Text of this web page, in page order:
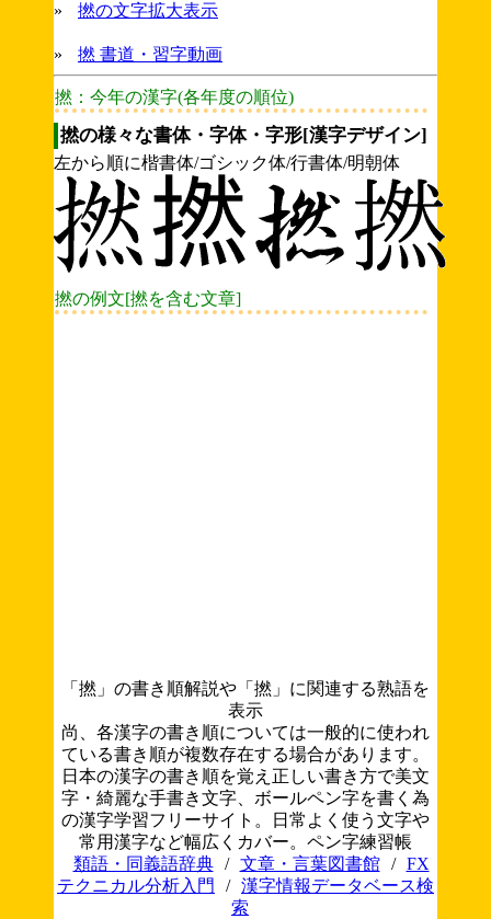
»
撚の文字拡大表示
» 撚 書道・習字動画
撚：今年の漢字(各年度の順位)
撚の様々な書体・字体・字形[漢字デザイン]
左から順に楷書体/ゴシック体/行書体/明朝体
撚の例文[撚を含む文章]
「撚」の書き順解説や「撚」に関連する熟語を
表示
尚、各漢字の書き順については一般的に使われ
ている書き順が複数存在する場合があります。
日本の漢字の書き順を覚え正しい書き方で美文
字・綺麗な手書き文字、ボールペン字を書く為
の漢字学習フリーサイト。日常よく使う文字や
常用漢字など幅広くカバー。ペン字練習帳
類語・同義語辞典
/ 文章・言葉図書館 /
FX
テクニカル分析入門
/ 漢字情報データベース検
索